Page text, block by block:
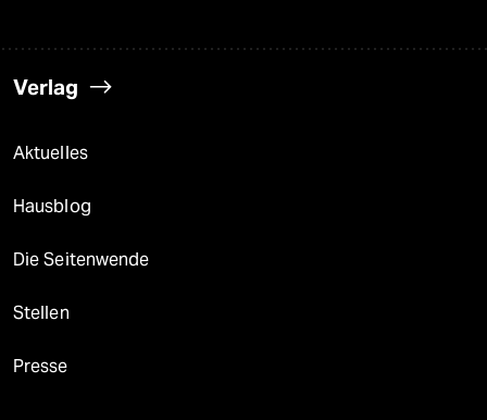
Verlag
Aktuelles
Hausblog
Die Seitenwende
Stellen
Presse